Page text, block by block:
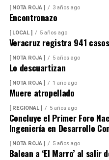
[ NOTA ROJA ] 3 años ago
Encontronazo
[ LOCAL ] 5 años ago
Veracruz registra 941
[ NOTA ROJA ] 5 años ago
Lo descuartizan
[ NOTA ROJA ] 1 año ago
Muere atropellado
[ REGIONAL ] 5 años ago
Concluye el Primer Foro
Ingeniería en Desarrollo
[ NOTA ROJA ] 5 años ago
Balean a ‘El Marro’ al salir